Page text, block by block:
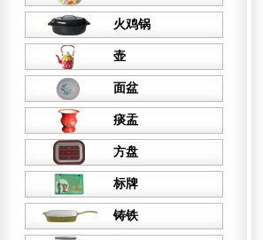
火鸡锅
壶
面盆
痰盂
方盘
标牌
铸铁